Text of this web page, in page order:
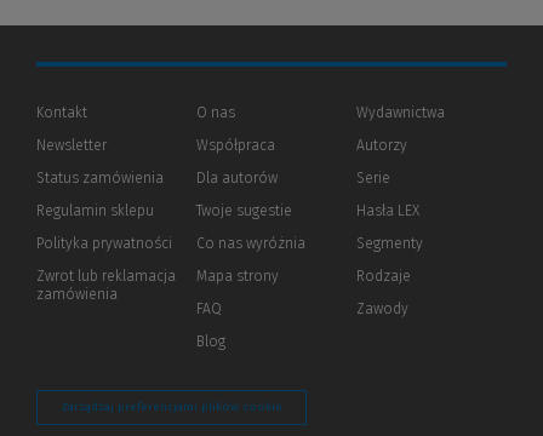
Kontakt
Newsletter
Status zamówienia
Regulamin sklepu
Polityka prywatności (Nowe
(Link
innej
Zwrot lub reklamacja
zamówienia
O nas
Współpraca
Dla autorów(Nowe
(Link
innej
strony)
Twoje sugestie
Co nas wyróżnia
Mapa strony
FAQ
Blog
Wydawnictwa
Autorzy
Serie
Hasła LEX
Segmenty
Rodzaje
Zawody
Zarządzaj preferencjami plików cookie